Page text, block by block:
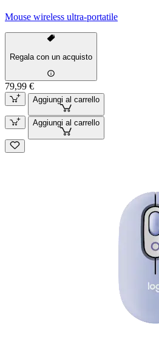
Mouse wireless ultra-portatile
Regala con un acquisto
79,99 €
Aggiungi al carrello
Aggiungi al carrello